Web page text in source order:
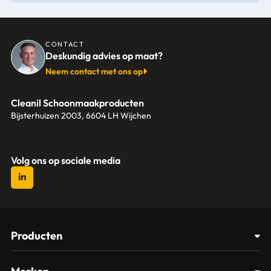
CONTACT
Deskundig advies op maat?
Neem contact met ons op
Cleanil Schoonmaakproducten
Bijsterhuizen 2003, 6604 LH Wijchen
Volg ons op sociale media
Producten